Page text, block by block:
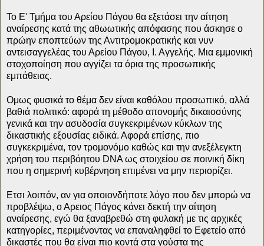
Το Ε' Τμήμα του Αρείου Πάγου θα εξετάσει την αίτηση
αναίρεσης κατά της αθωωτικής απόφασης που άσκησε ο
πρώην εποπτεύων της Αντιτρομοκρατικής και νυν
αντεισαγγελέας του Αρείου Πάγου, Ι. Αγγελής. Μια εμμονική
στοχοποίηση που αγγίζει τα όρια της προσωπικής
εμπάθειας.
Ομως φυσικά το θέμα δεν είναι καθόλου προσωπικό, αλλά
βαθιά πολιτικό: αφορά τη μέθοδο απονομής δικαιοσύνης
γενικά και την ασυδοσία συγκεκριμένων κύκλων της
δικαστικής εξουσίας ειδικά. Αφορά επίσης, πιο
συγκεκριμένα, τον τρομονόμο καθώς και την ανεξέλεγκτη
χρήση του περιβόητου DNA ως στοιχείου σε ποινική δίκη
που η σημερινή κυβέρνηση επιμένει να μην περιορίζει.
Ετσι λοιπόν, αν για οποιονδήποτε λόγο που δεν μπορώ να
προβλέψω, ο Αρειος Πάγος κάνει δεκτή την αίτηση
αναίρεσης, εγώ θα ξαναβρεθώ στη φυλακή με τις αρχικές
κατηγορίες, περιμένοντας να επαναληφθεί το Εφετείο από
δικαστές που θα είναι πιο κοντά στα γούστα της